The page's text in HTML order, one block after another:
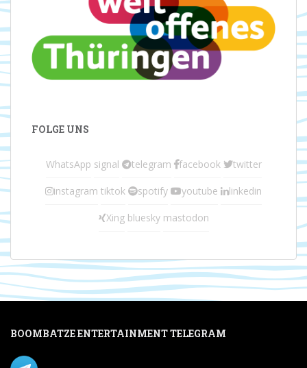
FOLGE UNS
WhatsApp signal telegram facebook twitter
instagram tiktok spotify youtube linkedin
Xing bluesky mastodon
BOOMBATZE ENTERTAINMENT TELEGRAM